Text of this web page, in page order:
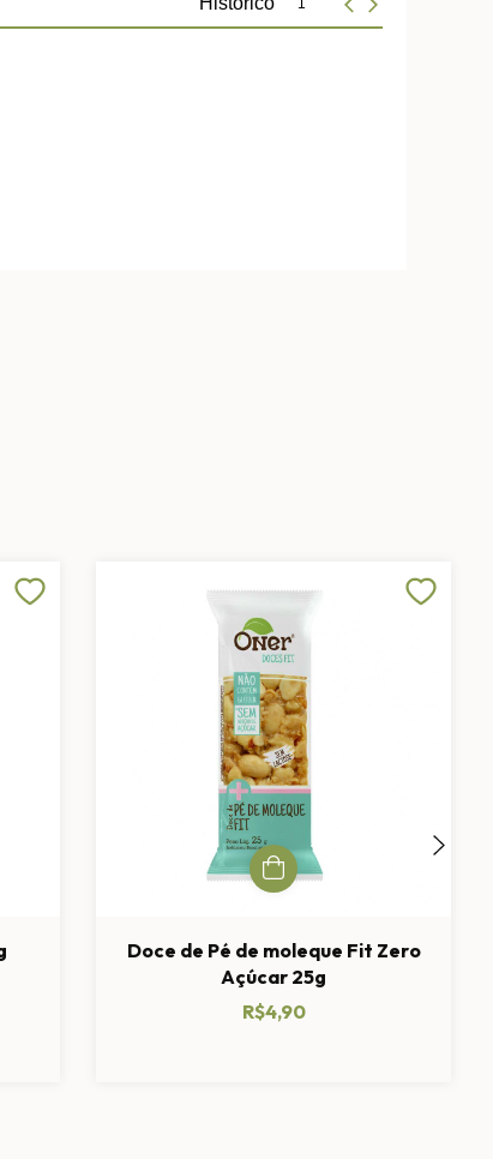
Doce de Pé de moleque Fit Zero
Açúcar 25g
R$4,90